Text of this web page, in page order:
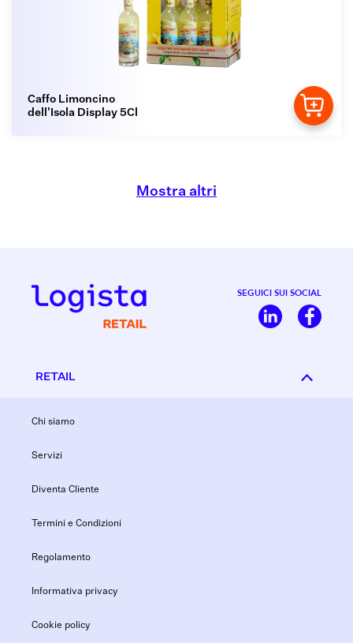
Caffo Limoncino
dell'Isola Display 5Cl
Mostra altri
SEGUICI SUI SOCIAL
RETAIL
Chi siamo
Servizi
Diventa Cliente
Termini e Condizioni
Regolamento
Informativa privacy
Cookie policy